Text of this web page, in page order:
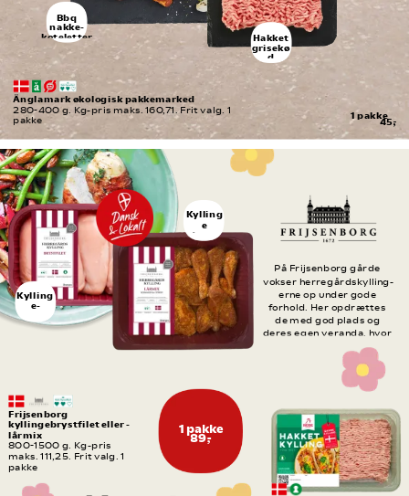
1 pakke
45,-
Änglamark økologisk pakkemarked
280-400 g. Kg-pris maks. 160,71. Frit valg. 1
pakke
Hakket
grisekø
d
8-12%
Bbq
nakke-
koteletter
På Frijsenborg gårde
vokser herregårdskylling-
erne op under gode
forhold. Her opdrættes
de med god plads og
deres egen veranda, hvor
de kan gå ud og få frisk
opdrættes uden brug af
antibiotika.
1 pakke
89,-
Frijsenborg
kyllingebrystfilet eller -
lårmix
800-1500 g. Kg-pris
maks. 111,25. Frit valg. 1
pakke
Kylling
e
lårmix
1500 g
Kylling
e-
brystfil
et